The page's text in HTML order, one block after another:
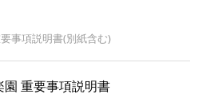
事項説明書(別紙含む)
重要事項説明書